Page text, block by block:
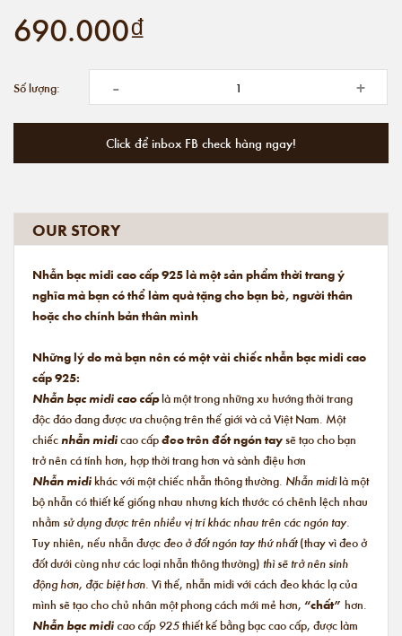
690.000₫
Số lượng: - +
Click để inbox FB check hàng ngay!
OUR STORY
Nhẫn bạc midi cao cấp 925 là một sản phẩm thời trang ý
nghĩa mà bạn có thể làm quà tặng cho bạn bè, người thân
hoặc cho chính bản thân mình
Những lý do mà bạn nên có một vài chiếc nhẫn bạc midi cao
cấp 925:
Nhẫn bạc midi cao cấplà một trong những xu hướng thời trang
độc đáo đang được ưa chuộng trên thế giới và cả Việt Nam. Một
chiếcnhẫn midicao cấpđeo trên đốt ngón taysẽ tạo cho bạn
trở nên cá tính hơn, hợp thời trang hơn và sành điệu hơn
Nhẫn midikhác với một chiếc nhẫn thông thường. Nhẫn midilà một
bộ nhẫn có thiết kế giống nhau nhưng kích thước có chênh lệch nhau
nhằm sử dụng được trên nhiều vị trí khác nhau trên các ngón tay.
Tuy nhiên, nếu nhẫn được đeo ở đốt ngón tay thứ nhất(thay vì đeo ở
đốt dưới cùng như các loại nhẫn thông thường) thì sẽ trở nên sinh
động hơn, đặc biệt hơn. Vì thế, nhẫn midi với cách đeo khác lạ của
mình sẽ tạo cho chủ nhân một phong cách mới mẻ hơn, “chất” hơn.
Nhẫn bạc midi cao cấp 925thiết kế bằng bạc cao cấp, được làm